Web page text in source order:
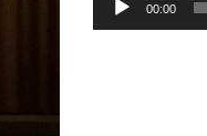
00:00